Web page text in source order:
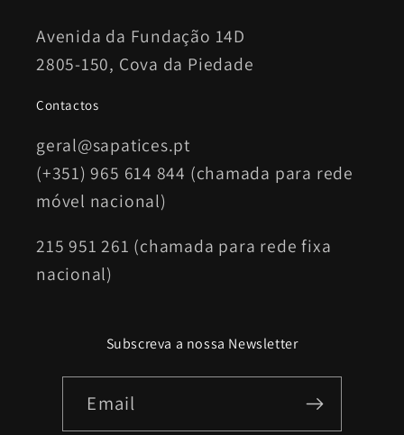
Avenida da Fundação 14D
2805-150, Cova da Piedade
Contactos
geral@sapatices.pt
(+351) 965 614 844 (chamada para rede
móvel nacional)
215 951 261 (chamada para rede fixa
nacional)
Subscreva a nossa Newsletter
Email